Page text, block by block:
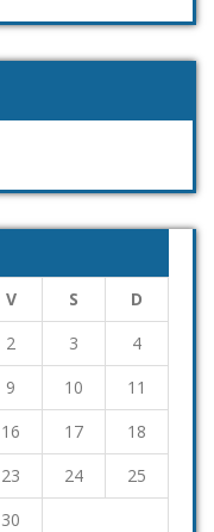
V S
D
2 3
4
9 10
11
16 17
18
23 24
25
30